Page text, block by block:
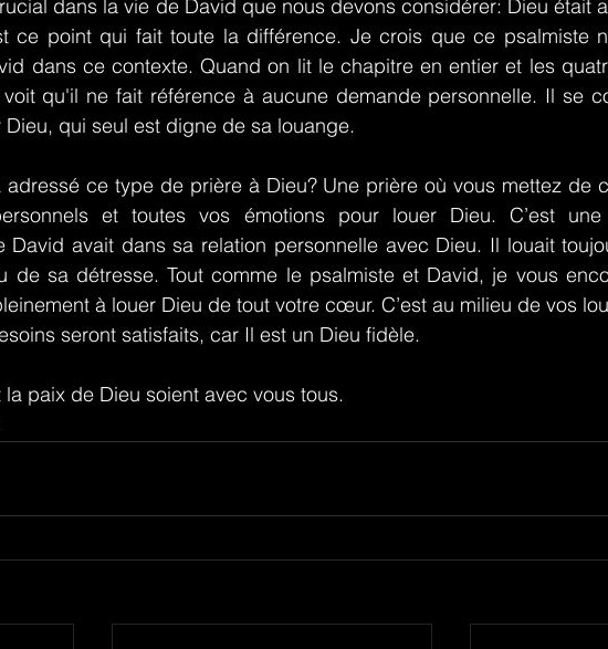
dans la vie de David que nous devons considérer: Dieu était
ce point qui fait toute la différence. Je crois que ce psalmiste
dans ce contexte. Quand on lit le chapitre en entier et les
qu'il ne fait référence à aucune demande personnelle. Il se
Dieu, qui seul est digne de sa louange.
adressé ce type de prière à Dieu? Une prière où vous mettez de
et toutes vos émotions pour louer Dieu. C’est une
David avait dans sa relation personnelle avec Dieu. Il louait
de sa détresse. Tout comme le psalmiste et David, je vous
à louer Dieu de tout votre cœur. C’est au milieu de vos
seront satisfaits, car Il est un Dieu fidèle.
paix de Dieu soient avec vous tous.